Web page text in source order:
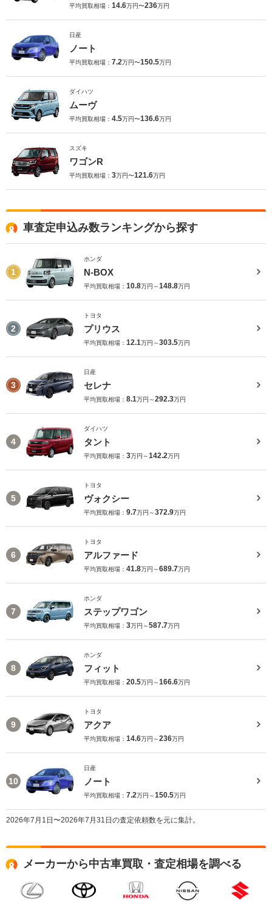
平均買取相場： 14.6万円〜236万円
日産
ノート
平均買取相場： 7.2万円〜150.5万円
ダイハツ
ムーヴ
平均買取相場： 4.5万円〜136.6万円
スズキ
ワゴンR
平均買取相場： 3万円〜121.6万円
車査定申込み数ランキングから探す
1
ホンダ
N-BOX
平均買取相場： 10.8万円～148.8万円
2
トヨタ
プリウス
平均買取相場： 12.1万円～303.5万円
3
日産
セレナ
平均買取相場： 8.1万円～292.3万円
4
ダイハツ
タント
平均買取相場： 3万円～142.2万円
5
トヨタ
ヴォクシー
平均買取相場： 9.7万円～372.9万円
6
トヨタ
アルファード
平均買取相場： 41.8万円～689.7万円
7
ホンダ
ステップワゴン
平均買取相場： 3万円～587.7万円
8
ホンダ
フィット
平均買取相場： 20.5万円～166.6万円
9
トヨタ
アクア
平均買取相場： 14.6万円～236万円
10
日産
ノート
平均買取相場： 7.2万円～150.5万円
2026年7月1日〜2026年7月31日の査定依頼数を元に集計。
メーカーから中古車買取・査定相場を調べる